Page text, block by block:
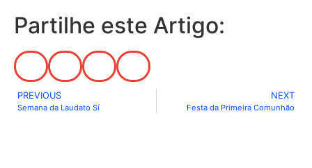
Partilhe este Artigo:
PREVIOUS
Semana da Laudato Sí
NEXT
Festa da Primeira Comunhão